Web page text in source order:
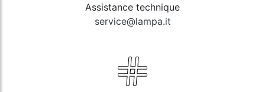
Assistance technique
service@lampa.it